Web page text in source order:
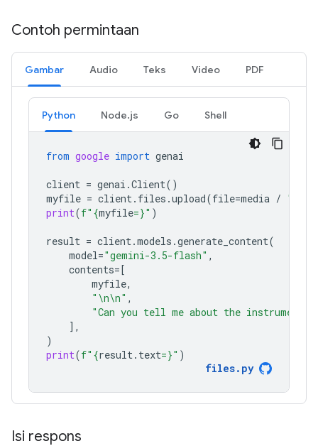
Contoh permintaan
Gambar Audio Teks Video PDF
Python Node.js Go Shell
from google import genai
client = genai .Client()
myfile = client. files .upload(file=media /
print(f" {myfile=}" )
result = client.models .generate_content(
model="gemini-3.5-flash" ,
contents=[
myfile,
" \n\n" ,
"Can you tell me about the
],
)
print(f" {result. text=}" )
files. py
Isi respons